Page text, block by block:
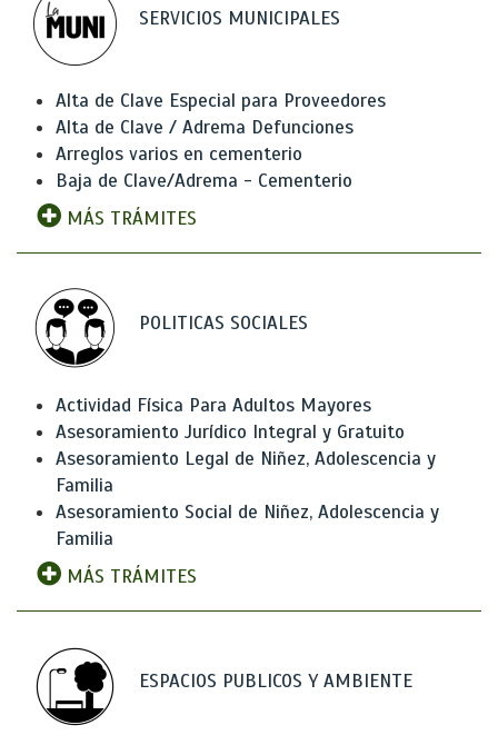
SERVICIOS MUNICIPALES
Alta de Clave Especial para Proveedores
Alta de Clave / Adrema Defunciones
Arreglos varios en cementerio
Baja de Clave/Adrema - Cementerio
MÁS TRÁMITES
POLITICAS SOCIALES
Actividad Física Para Adultos Mayores
Asesoramiento Jurídico Integral y Gratuito
Asesoramiento Legal de Niñez, Adolescencia y
Familia
Asesoramiento Social de Niñez, Adolescencia y
Familia
MÁS TRÁMITES
ESPACIOS PUBLICOS Y AMBIENTE